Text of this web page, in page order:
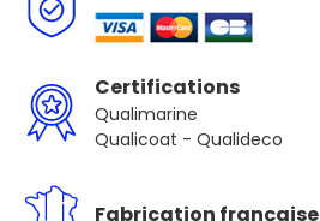
Certifications
Qualimarine
Qualicoat - Qualideco
Fabrication française